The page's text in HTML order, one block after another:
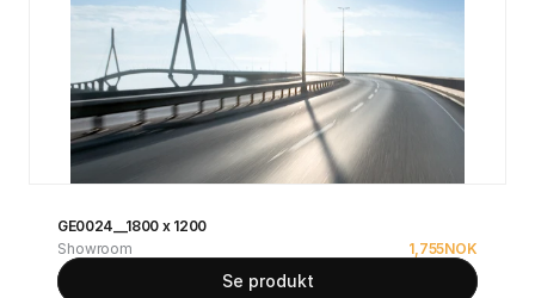
GE0024__1800 x 1200
Showroom
1,755NOK
Se produkt